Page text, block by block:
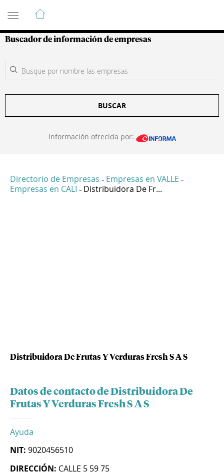
Guía de Empresas Colombianas
Buscador de información de empresas
BUSCAR
Información ofrecida por:
Directorio de Empresas - Empresas en VALLE -
Empresas en CALI - Distribuidora De Fr...
Distribuidora De Frutas Y Verduras Fresh S A S
Datos de contacto de Distribuidora De
Frutas Y Verduras Fresh S A S
Ayuda
NIT: 9020456510
DIRECCIÓN: CALLE 5 59 75